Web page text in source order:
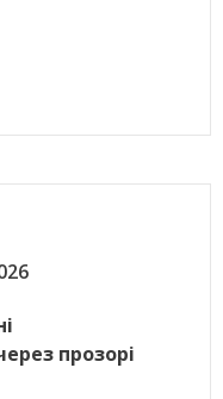
прозорі